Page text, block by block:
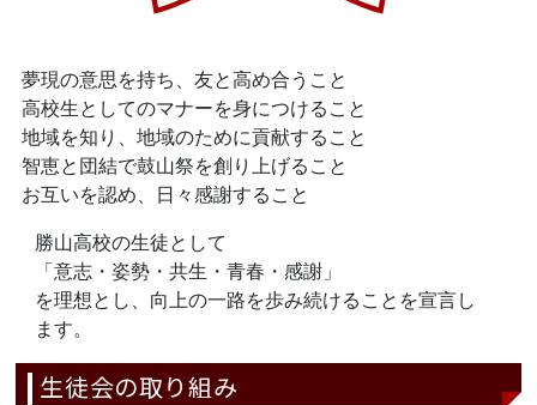
夢現の意思を持ち、友と高め合うこと
高校生としてのマナーを身につけること
地域を知り、地域のために貢献すること
智恵と団結で鼓山祭を創り上げること
お互いを認め、日々感謝すること
勝山高校の生徒として
「意志・姿勢・共生・青春・感謝」
を理想とし、向上の一路を歩み続けることを宣言し
ます。
生徒会の取り組み